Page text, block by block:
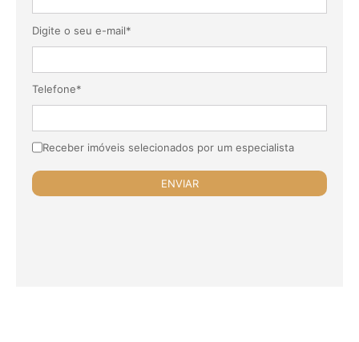
Digite o seu e-mail*
Telefone*
Receber imóveis selecionados por um especialista